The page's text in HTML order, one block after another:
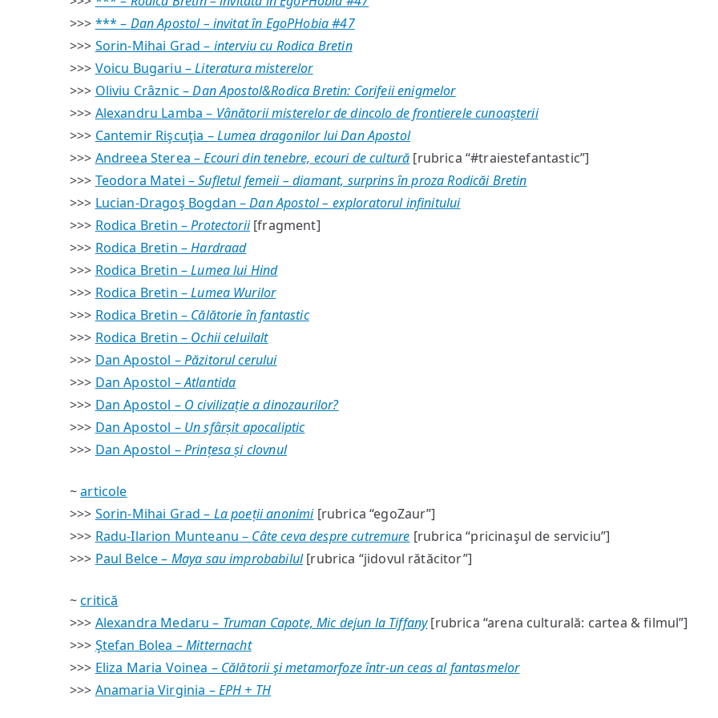
>>> *** – Dan Apostol – invitat în EgoPHobia #47
>>> Sorin-Mihai Grad – interviu cu Rodica Bretin
>>> Voicu Bugariu –Literatura misterelor
>>> Oliviu Crâznic –Dan Apostol&Rodica Bretin: Corifeii enigmelor
>>> Alexandru Lamba – Vânătorii misterelor de dincolo de frontierele cunoașterii
>>> Cantemir Rişcuţia –Lumea dragonilor lui Dan Apostol
>>> Andreea Sterea –Ecouri din tenebre, ecouri de cultură [rubrica “#traiestefantastic”]
>>> Teodora Matei –Sufletul femeii – diamant, surprins în proza Rodicăi Bretin
>>> Lucian-Dragoş Bogdan –Dan Apostol – exploratorul infinitului
>>> Rodica Bretin –Protectorii[fragment]
>>> Rodica Bretin –Hardraad
>>> Rodica Bretin –Lumea lui Hind
>>> Rodica Bretin –Lumea Wurilor
>>> Rodica Bretin – Călătorie în fantastic
>>> Rodica Bretin – Ochii celuilalt
>>> Dan Apostol –Păzitorul cerului
>>> Dan Apostol –Atlantida
>>> Dan Apostol – O civilizație a dinozaurilor?
>>> Dan Apostol – Un sfârșit apocaliptic
>>> Dan Apostol –Prințesa și clovnul
~articole
>>> Sorin-Mihai Grad – La poeții anonimi[rubrica “egoZaur”]
>>> Radu-Ilarion Munteanu – Câte ceva despre cutremure [rubrica “pricinaşul de serviciu”]
>>> Paul Belce – Maya sau improbabilul[rubrica “jidovul rătăcitor”]
~critică
>>> Alexandra Medaru – Truman Capote, Mic dejun la Tiffany[rubrica “arena culturală: cartea & filmul”]
>>> Ştefan Bolea –Mitternacht
>>> Eliza Maria Voinea – Călătorii şi metamorfoze într-un ceas al fantasmelor
>>> Anamaria Virginia –EPH + TH